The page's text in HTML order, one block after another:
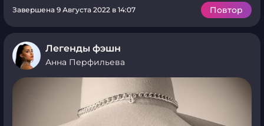
Завершена 9 Августа 2022 в 14:07 Повтор
Легенды фэшн
Анна Перфильева